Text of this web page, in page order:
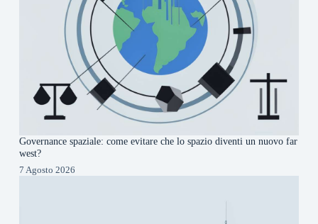
Governance spaziale: come evitare che lo spazio diventi un nuovo far
west?
7 Agosto 2026